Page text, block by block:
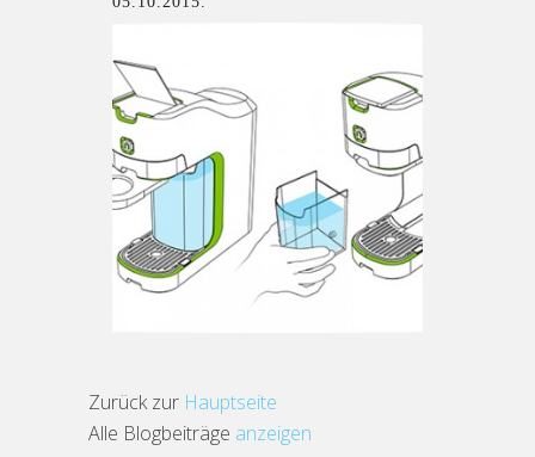
Zurück zur Hauptseite
Alle Blogbeiträge anzeigen